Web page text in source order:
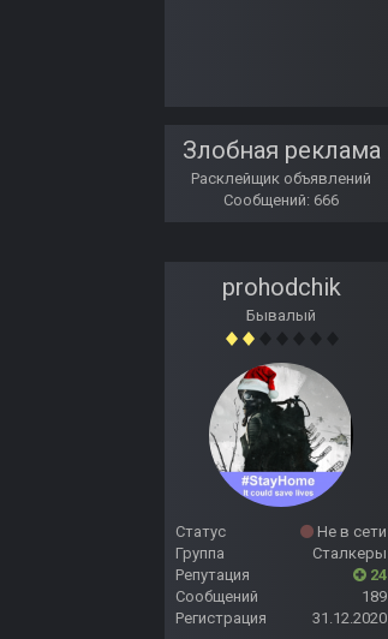
Злобная реклама
Расклейщик объявлений
Сообщений: 666
prohodchik
Бывалый
Статус
Не в сети
Группа
Сталкеры
Репутация
24
Сообщений
189
Регистрация
31.12.2020